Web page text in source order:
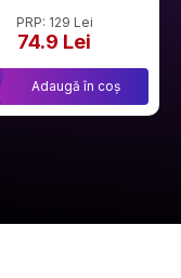
PRP: 129 Lei
74.9 Lei
Adaugă în coș